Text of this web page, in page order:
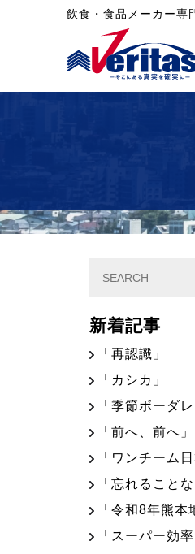
飲食・食品メーカー専
新着記事
「再認識」
「カシカ」
「季節ボーダレ
「前へ、前へ」
「ワンチーム日
「忘れること
「令和8年熊本
「スーパー効